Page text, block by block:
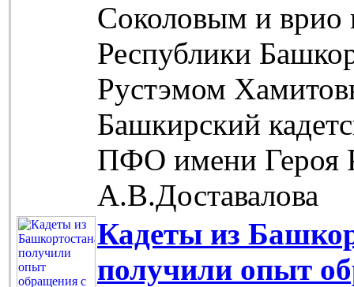
Соколовым и врио
Республики
Рустэмом
Башкирский
ПФО имени Героя
А.В.Доставалова
Кадеты из
получили опыт